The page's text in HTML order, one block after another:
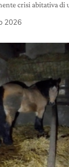
crisi abitativa
2026